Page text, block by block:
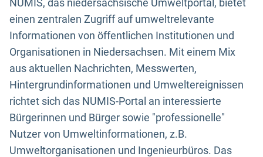
NUMIS, das niedersächsische Umweltportal, bietet
einen zentralen Zugriff auf umweltrelevante
Informationen von öffentlichen Institutionen und
Organisationen in Niedersachsen. Mit einem Mix
aus aktuellen Nachrichten, Messwerten,
Hintergrundinformationen und Umweltereignissen
richtet sich das NUMIS-Portal an interessierte
Bürgerinnen und Bürger sowie "professionelle"
Nutzer von Umweltinformationen, z.B.
Umweltorganisationen und Ingenieurbüros. Das